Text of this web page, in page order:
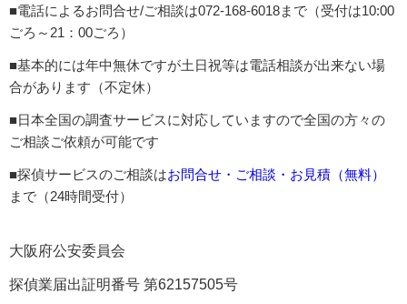
■電話によるお問合せ/ご相談は072-168-6018まで（受付は10:00
ごろ～21：00ごろ）
■基本的には年中無休ですが土日祝等は電話相談が出来ない場
合があります（不定休）
■日本全国の調査サービスに対応していますので全国の方々の
ご相談ご依頼が可能です
■探偵サービスのご相談はお問合せ・ご相談・お見積（無料）
まで（24時間受付）
大阪府公安委員会
探偵業届出証明番号 第62157505号